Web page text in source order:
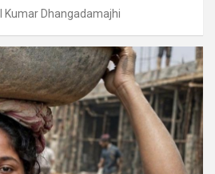
Kumar Dhangadamajhi